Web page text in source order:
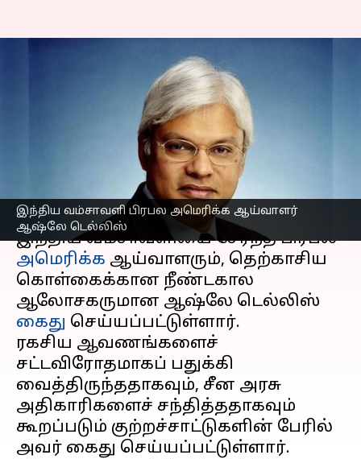
இந்திய வம்சாவளி பிரபல அமெரிக்க ஆய்வாளர்
ஆஷ்லே டெல்லிஸ்
இந்திய வம்சாவளி பிரபல
அமெரிக்க ஆய்வாளர்
ஆஷ்லே டெல்லிஸ் கைது:
என்ன காரணம்?
Venkatalakshmi V Oct 15, 2025 09:07 am
செய்தி முன்னோட்டம்
இந்திய வம்சாவளியை சேர்ந்த பிரபல
அமெரிக்க ஆய்வாளரும், தெற்காசிய
கொள்கைக்கான நீண்டகால
ஆலோசகருமான ஆஷ்லே டெல்லிஸ்
கைது செய்யப்பட்டுள்ளார்.
ரகசிய ஆவணங்களைச்
சட்டவிரோதமாகப் பதுக்கி
வைத்திருந்ததாகவும், சீன அரசு
அதிகாரிகளைச் சந்தித்ததாகவும்
கூறப்படும் குற்றச்சாட்டுகளின் பேரில்
அவர் கைது செய்யப்பட்டுள்ளார்.